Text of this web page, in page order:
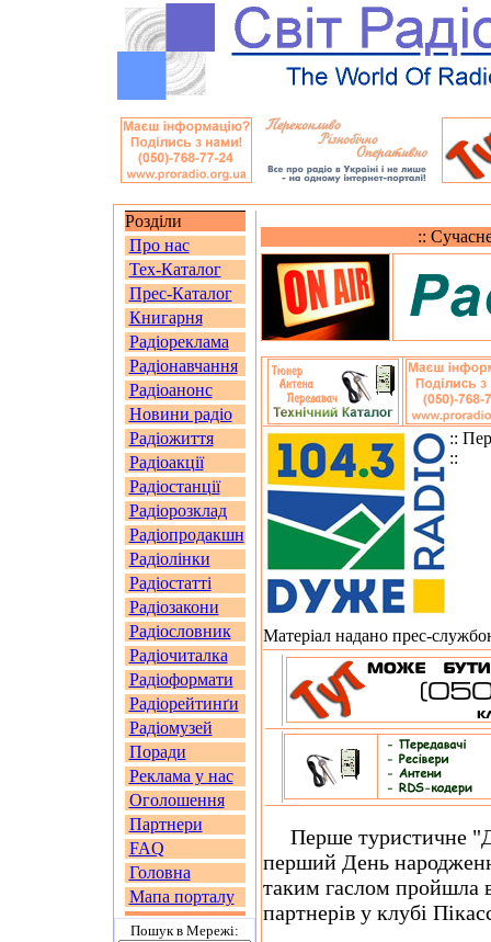
Розділи
Про нас
Тех-Каталог
Прес-Каталог
Книгарня
Радіореклама
Радіонавчання
Радіоанонс
Новини радіо
Радіожиття
Радіоакції
Радіостанції
Радіорозклад
Радіопродакшн
Радіолінки
Радіостатті
Радіозакони
Радіословник
Радіочиталка
Радіоформати
Радіорейтинґи
Радіомузей
Поради
Реклама у нас
Оголошення
Партнери
FAQ
Головна
Мапа порталу
Пошук в Мережi:
::
::
::
Матеріал надано прес-
Перше туристичне
перший День
таким гаслом пройшла
партнерів у клубі